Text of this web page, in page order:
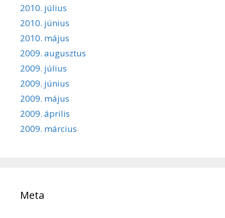
2010. július
2010. június
2010. május
2009. augusztus
2009. július
2009. június
2009. május
2009. április
2009. március
Meta